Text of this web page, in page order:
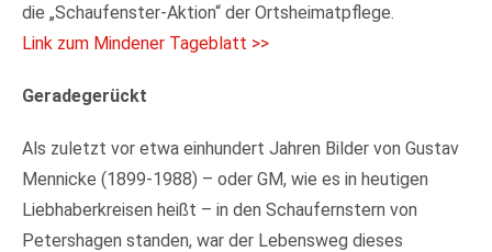
die „Schaufenster-Aktion“ der Ortsheimatpflege.
Link zum Mindener Tageblatt >>
Geradegerückt
Als zuletzt vor etwa einhundert Jahren Bilder von Gustav
Mennicke (1899-1988) – oder GM, wie es in heutigen
Liebhaberkreisen heißt – in den Schaufernstern von
Petershagen standen, war der Lebensweg dieses